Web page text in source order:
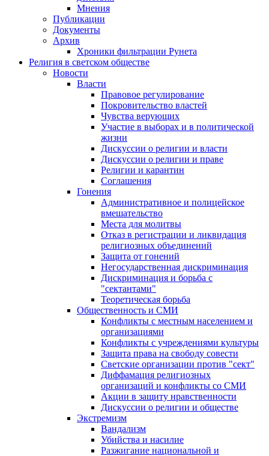
Мнения
Публикации
Документы
Архив
Хроники фильтрации Рунета
Религия в светском обществе
Новости
Власти
Правовое регулирование
Покровительство властей
Чувства верующих
Участие в выборах и в политической
жизни
Дискуссии о религии и власти
Дискуссии о религии и праве
Религии и карантин
Соглашения
Гонения
Административное и полицейское
вмешательство
Места для молитвы
Отказ в регистрации и ликвидация
религиозных объединений
Защита от гонений
Негосударственная дискриминация
Дискриминация и борьба с
"сектантами"
Теоретическая борьба
Общественность и СМИ
Конфликты с местным населением и
организациями
Конфликты с учреждениями культуры
Защита права на свободу совести
Светские организации против "сект"
Диффамация религиозных
организаций и конфликты со СМИ
Акции в защиту нравственности
Дискуссии о религии и обществе
Экстремизм
Вандализм
Убийства и насилие
Разжигание национальной и